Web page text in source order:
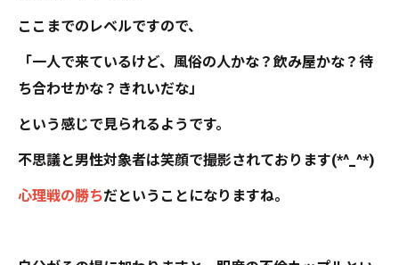
ここまでのレベルですので、
「一人で来ているけど、風俗の人かな？飲み屋かな？待
ち合わせかな？きれいだな」
という感じで見られるようです。
不思議と男性対象者は笑顔で撮影されております(*^_^*)
心理戦の勝ちだということになりますね。